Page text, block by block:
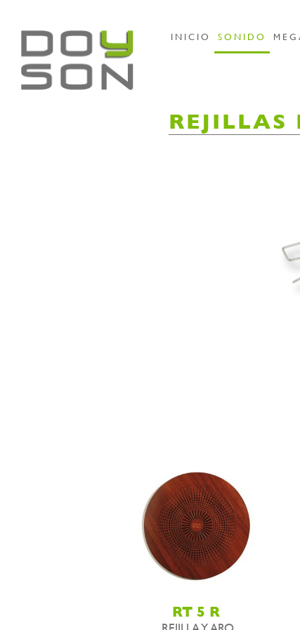
INICIO SONIDO
REJILLAS
RT 5 R